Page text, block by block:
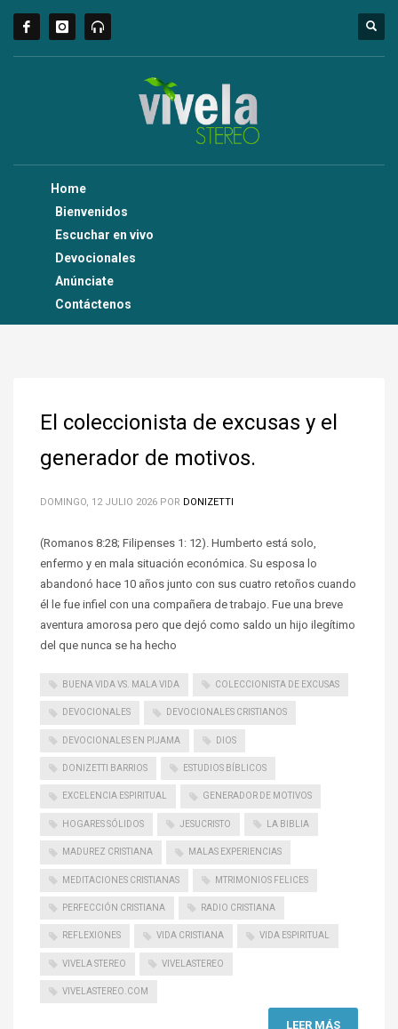
Home
Bienvenidos
Escuchar en vivo
Devocionales
Anúnciate
Contáctenos
El coleccionista de excusas y el
generador de motivos.
DOMINGO, 12 JULIO 2026 POR DONIZETTI
(Romanos 8:28; Filipenses 1: 12). Humberto está solo,
enfermo y en mala situación económica. Su esposa lo
abandonó hace 10 años junto con sus cuatro retoños cuando
él le fue infiel con una compañera de trabajo. Fue una breve
aventura amorosa pero que dejó como saldo un hijo ilegítimo
del que nunca se ha hecho
BUENA VIDA VS. MALA VIDA COLECCIONISTA DE EXCUSAS
DEVOCIONALES DEVOCIONALES CRISTIANOS
DEVOCIONALES EN PIJAMA DIOS
DONIZETTI BARRIOS ESTUDIOS BÍBLICOS
EXCELENCIA ESPIRITUAL GENERADOR DE MOTIVOS
HOGARES SÓLIDOS JESUCRISTO LA BIBLIA
MADUREZ CRISTIANA MALAS EXPERIENCIAS
MEDITACIONES CRISTIANAS MTRIMONIOS FELICES
PERFECCIÓN CRISTIANA RADIO CRISTIANA
REFLEXIONES VIDA CRISTIANA VIDA ESPIRITUAL
VIVELA STEREO VIVELASTEREO
VIVELASTEREO.COM
LEER MÁS